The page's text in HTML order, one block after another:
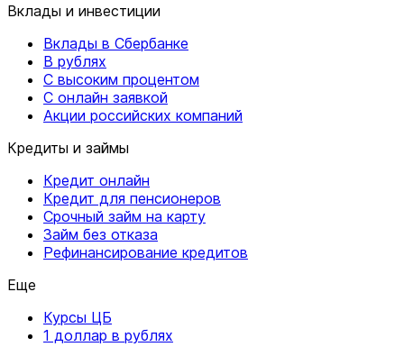
Вклады и инвестиции
Вклады в Сбербанке
В рублях
С высоким процентом
С онлайн заявкой
Акции российских компаний
Кредиты и займы
Кредит онлайн
Кредит для пенсионеров
Срочный займ на карту
Займ без отказа
Рефинансирование кредитов
Еще
Курсы ЦБ
1 доллар в рублях